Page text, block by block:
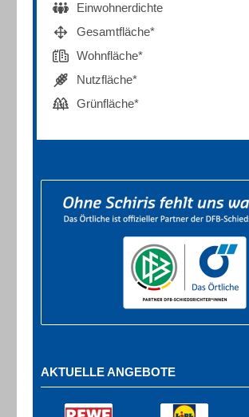
Einwohnerdichte
Gesamtfläche*
Wohnfläche*
Nutzfläche*
Grünfläche*
AKTUELLE ANGEBOTE